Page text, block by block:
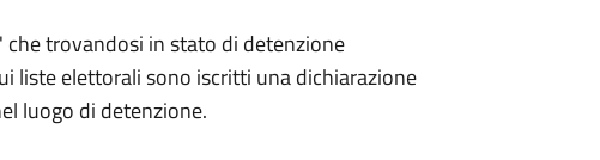
trovandosi in stato di detenzione
liste elettorali sono iscritti una dichiarazione
luogo di detenzione.